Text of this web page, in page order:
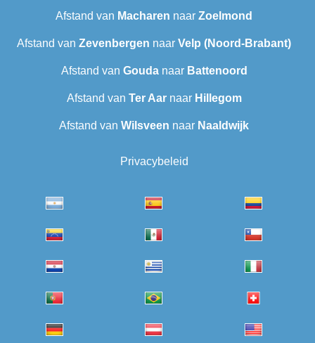
Afstand van Macharen naar Zoelmond
Afstand van Zevenbergen naar Velp (Noord-Brabant)
Afstand van Goudanaar Battenoord
Afstand van Ter Aarnaar Hillegom
Afstand van Wilsveen‎ naar Naaldwijk
Privacybeleid